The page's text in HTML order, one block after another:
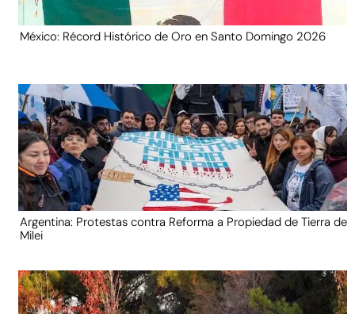
México: Récord Histórico de Oro en Santo Domingo 2026
Argentina: Protestas contra Reforma a Propiedad de Tierra de
Milei